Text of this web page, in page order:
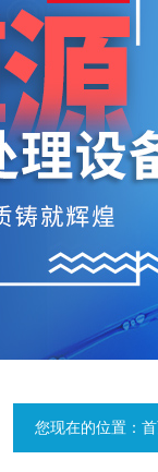
您现在的位置：